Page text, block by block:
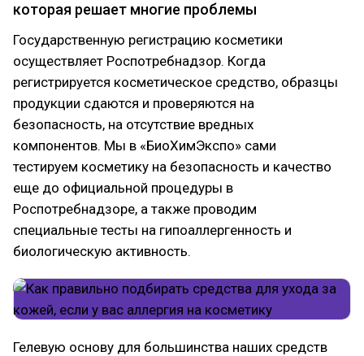
которая решает многие проблемы
Государственную регистрацию косметики
осуществляет Роспотребнадзор. Когда
регистрируется косметическое средство, образцы
продукции сдаются и проверяются на
безопасность, на отсутствие вредных
компонентов. Мы в «БиоХимЭкспо» сами
тестируем косметику на безопасность и качество
еще до официальной процедуры в
Роспотребнадзоре, а также проводим
специальные тесты на гипоаллергенность и
биологическую активность.
Гелевую основу для большинства наших средств